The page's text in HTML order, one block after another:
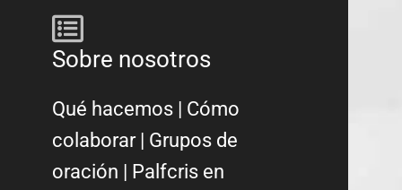
Sobre nosotros
Qué hacemos | Cómo
colaborar| Grupos de
oración | Palfcris en